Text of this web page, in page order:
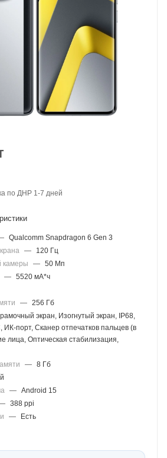
по ДНР 1-7 дней
Qualcomm Snapdragon 6 Gen 3
—
120 Гц
камеры
— 50 Мп
— 5520 мА*ч
— 256 Гб
экран, Изогнутый экран, IP68,
порт, Сканер отпечатков пальцев (в
лица, Оптическая стабилизация,
— 8 Гб
— Android 15
388 ppi
— Есть